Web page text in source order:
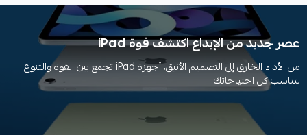
عصر جديد من الإبداع اكتشف قوة iPad
من الأداء الخارق إلى التصميم الأنيق، أجهزة iPad تجمع بين القوة والتنوع
لتناسب كل احتياجاتك